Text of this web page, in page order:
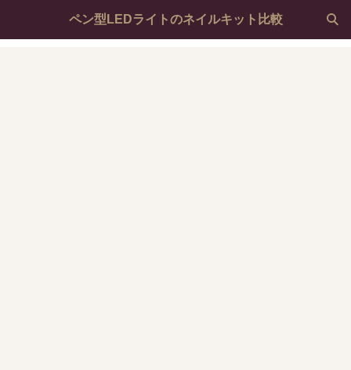
ペン型LEDライトのネイルキット比較